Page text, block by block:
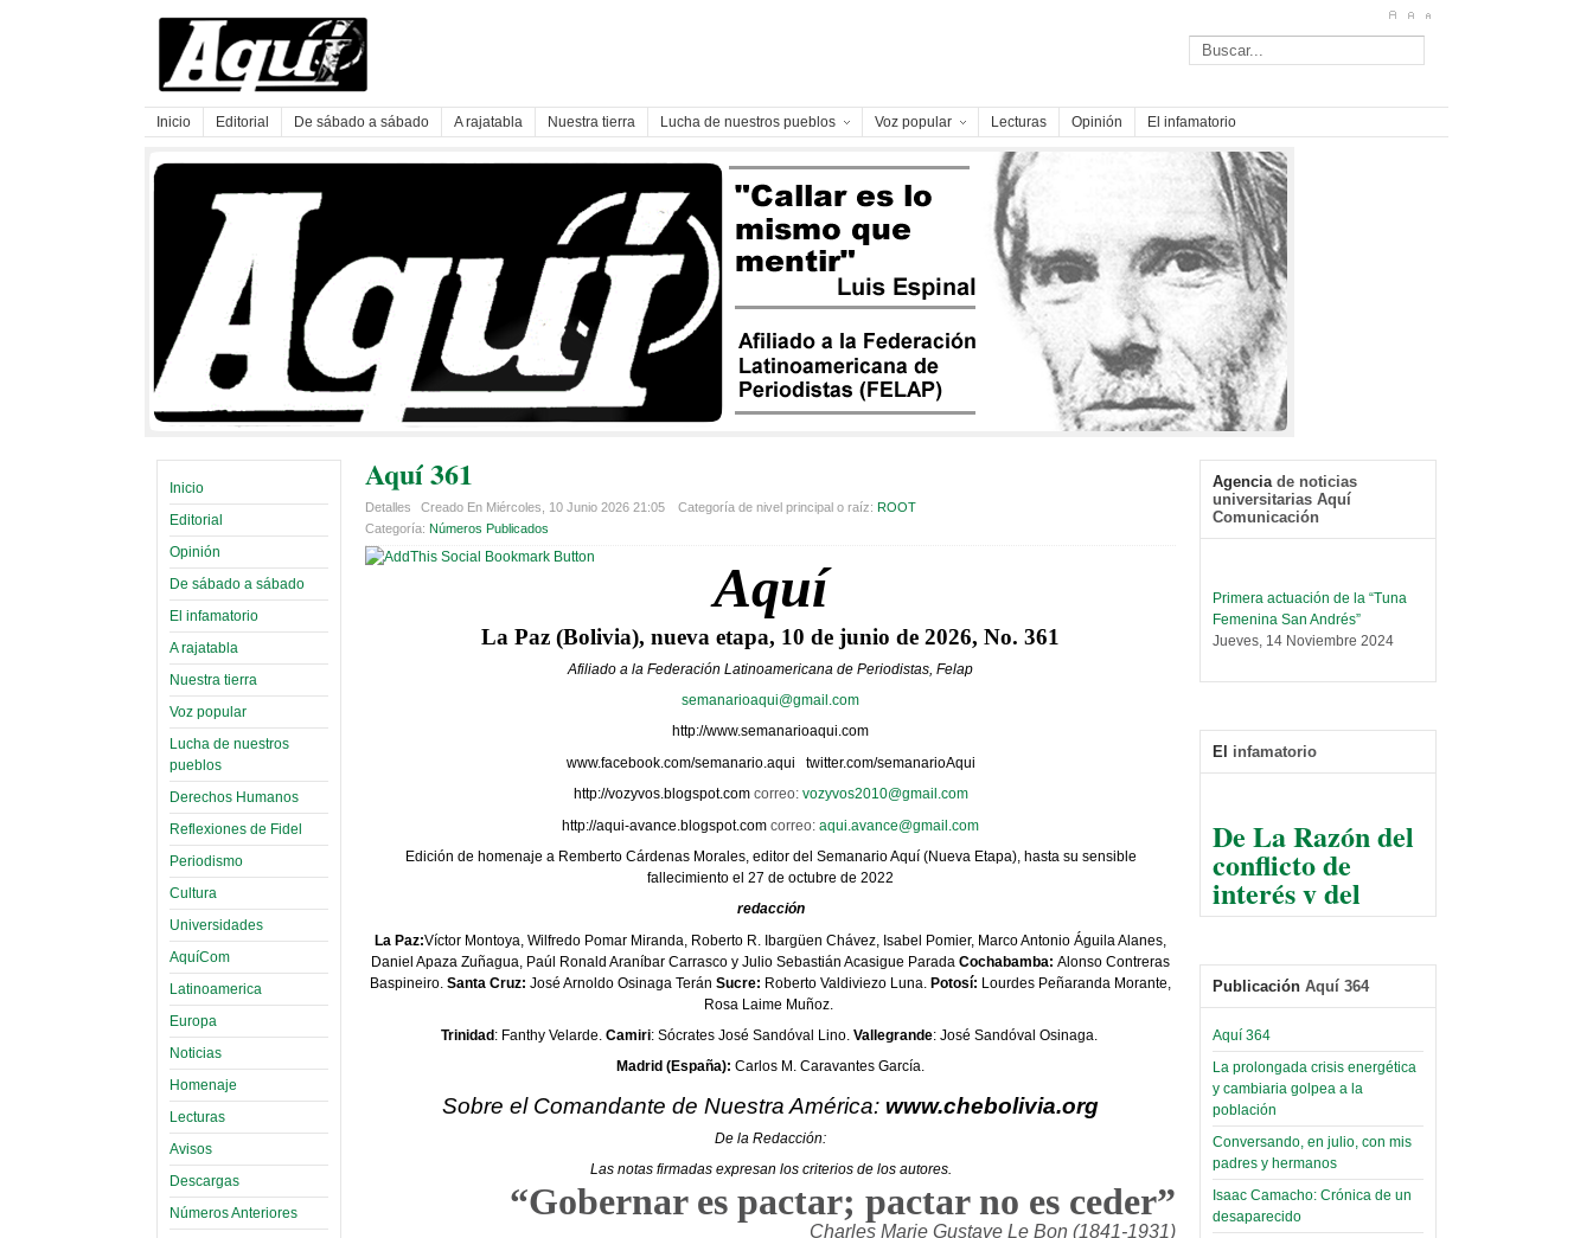
Inicio Editorial De sábado a sábado A rajatabla Nuestra tierra Lucha de nuestros pueblos Voz popular Lecturas Opinión El infamatorio
Inicio
Editorial
Opinión
De sábado a sábado
El infamatorio
A rajatabla
Nuestra tierra
Voz popular
Lucha de nuestros
pueblos
Derechos Humanos
Reflexiones de Fidel
Periodismo
Cultura
Universidades
AquíCom
Latinoamerica
Europa
Noticias
Homenaje
Lecturas
Avisos
Descargas
Números Anteriores
Aquí 361
Detalles Creado En Miércoles, 10 Junio 2026 21:05 Categoría de nivel principal o raíz: ROOT
Categoría: Números Publicados
Aquí
La Paz (Bolivia), nueva etapa, 10 de junio de 2026, No. 361
Afiliado a la Federación Latinoamericana de Periodistas, Felap
semanarioaqui@gmail.com
http://www.semanarioaqui.com
www.facebook.com/semanario.aqui
twitter.com/semanarioAqui
http://vozyvos.blogspot.comcorreo: vozyvos2010@gmail.com
http://aqui-avance.blogspot.com correo: aqui.avance@gmail.com
Edición de homenaje a Remberto Cárdenas Morales, editor del Semanario Aquí (Nueva Etapa), hasta su sensible
fallecimiento el 27 de octubre de 2022
redacción
La Paz:Víctor Montoya, Wilfredo Pomar Miranda, Roberto R. Ibargüen Chávez, Isabel Pomier, Marco Antonio Águila Alanes,
Daniel Apaza Zuñagua, Paúl Ronald Araníbar Carrasco y Julio Sebastián Acasigue Parada Cochabamba: Alonso Contreras
Baspineiro. Santa Cruz: José Arnoldo Osinaga Terán Sucre: Roberto Valdiviezo Luna. Potosí: Lourdes Peñaranda Morante,
Rosa Laime Muñoz.
Trinidad : Fanthy Velarde. Camiri: Sócrates José Sandóval Lino. Vallegrande: José Sandóval Osinaga.
Madrid (España): Carlos M. Caravantes García.
Sobre el Comandante de Nuestra América: www.chebolivia.org
De la Redacción:
Las notas firmadas expresan los criterios de los autores.
“Gobernar es pactar; pactar no es ceder”
Charles Marie Gustave Le Bon (1841-1931)
Agencia de noticias
universitarias Aquí
Comunicación
Primera actuación de la “Tuna
Femenina San Andrés”
Jueves, 14 Noviembre 2024
Sábado, 14 Septiembre 2024
taller de software estadístico en
la UMSA
Sábado, 14 Septiembre 2024
Séptimo Encuentro de
Sábado, 14 Octubre 2023
Leer Más...
Trabajo Social de la UMSA
volverá a las urnas para elegir a
su directora
Sábado, 14 Octubre 2023
Leer Más...
Candidatos del MAS se
El infamatorio
De La Razón del
conflicto de
interés y del
razonable arte
y esconder la
mano
El Infamatorio
Jueves, 10 Diciembre 2020
Read more...
Infierno Covid
parte VI:
Gabinete de
Áñez se atribuye
Publicación Aquí 364
Aquí 364
La prolongada crisis energética
y cambiaria golpea a la
población
Conversando, en julio, con mis
padres y hermanos
Isaac Camacho: Crónica de un
desaparecido